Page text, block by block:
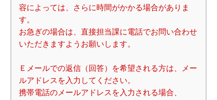
容によっては、さらに時間がかかる場合がありま
す。
お急ぎの場合は、直接担当課に電話でお問い合わせ
いただきますようお願いします。
Ｅメールでの返信（回答）を希望される方は、メー
ルアドレスを入力してください。
携帯電話のメールアドレスを入力される場合、